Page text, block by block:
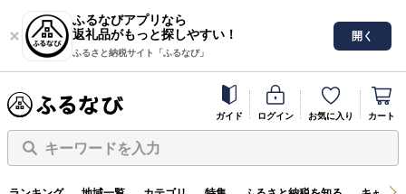
ふるなびアプリなら
返礼品がもっと探しやすい！
ふるさと納税サイト「ふるなび」
開く
ガイド ログイン お気に入り カート
キーワードを入力